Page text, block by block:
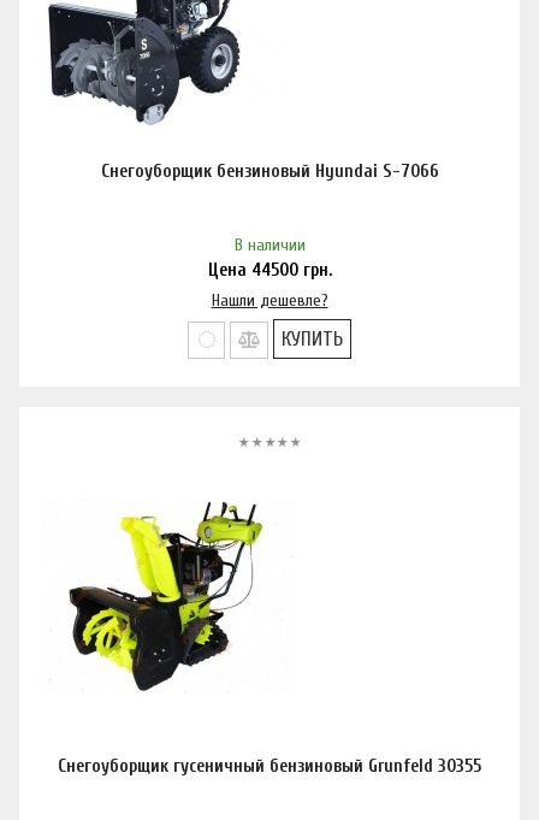
Снегоуборщик бензиновый Hyundai S-7066
В наличии
Цена 44500грн.
Нашли дешевле?
КУПИТЬ
Снегоуборщик гусеничный бензиновый Grunfeld 30355